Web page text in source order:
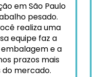
em São Paulo
pesado.
realiza uma
equipe faz a
e a
prazos mais
do mercado.